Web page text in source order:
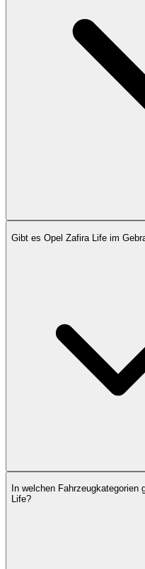
Gibt es Opel Zafira Life im
In welchen
Life?